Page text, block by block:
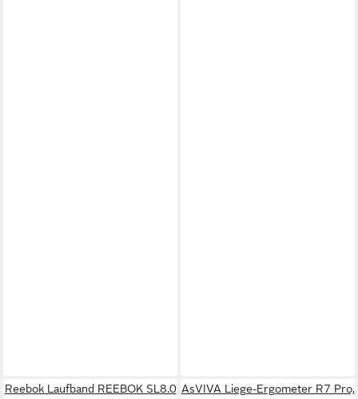
Reebok Laufband REEBOK SL8.0 AsVIVA Liege-Ergometer R7 Pro,